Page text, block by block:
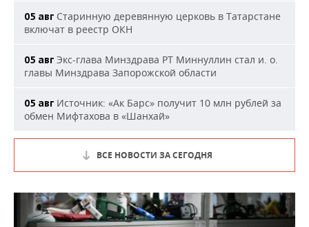
05 авг Старинную деревянную церковь в Татарстане
включат в реестр ОКН
05 авг Экс-глава Минздрава РТ Миннуллин стал и. о.
главы Минздрава Запорожской области
05 авг Источник: «Ак Барс» получит 10 млн рублей за
обмен Мифтахова в «Шанхай»
ВСЕ НОВОСТИ ЗА СЕГОДНЯ